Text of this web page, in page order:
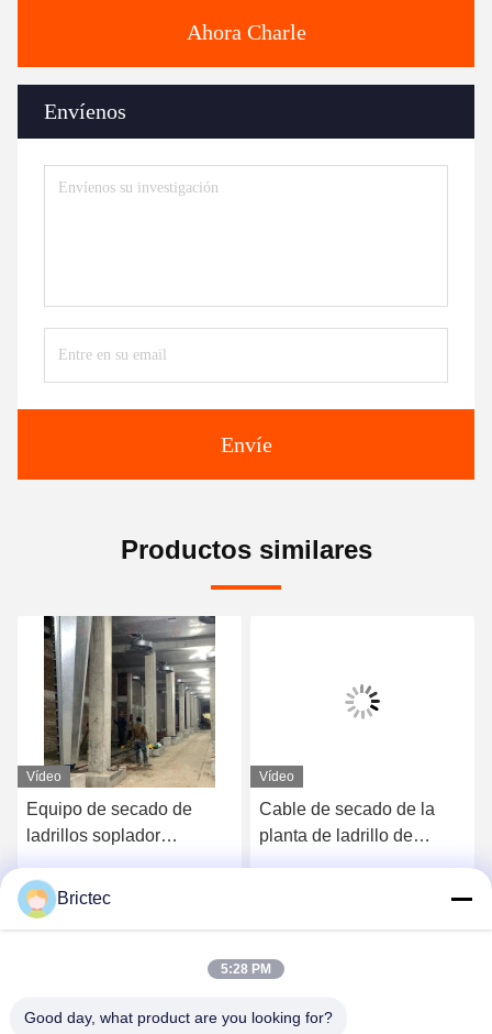
Ahora Charle
Envíenos
Envíe
Productos similares
Vídeo
Equipo de secado de
ladrillos soplador
cámara de secado cónico
totalmente automático
Vídeo
Cable de secado de la
planta de ladrillo de
Brictec
5:28 PM
Good day, what product are you looking for?